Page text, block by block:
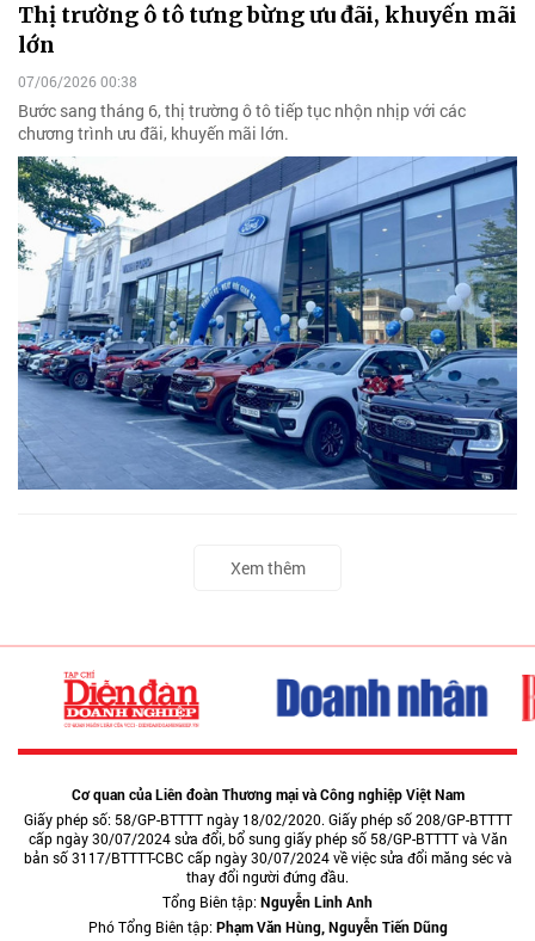
Thị trường ô tô tưng bừng ưu đãi, khuyến mãi
lớn
07/06/2026 00:38
Bước sang tháng 6, thị trường ô tô tiếp tục nhộn nhịp với các
chương trình ưu đãi, khuyến mãi lớn.
Xem thêm
Cơ quan của Liên đoàn Thương mại và Công nghiệp Việt Nam
Giấy phép số: 58/GP-BTTTT ngày 18/02/2020. Giấy phép số 208/GP-BTTTT
cấp ngày 30/07/2024 sửa đổi, bổ sung giấy phép số 58/GP-BTTTT và Văn
bản số 3117/BTTTT-CBC cấp ngày 30/07/2024 về việc sửa đổi măng séc và
thay đổi người đứng đầu.
Tổng Biên tập:Nguyễn Linh Anh
Phó Tổng Biên tập:Phạm Văn Hùng, Nguyễn Tiến Dũng